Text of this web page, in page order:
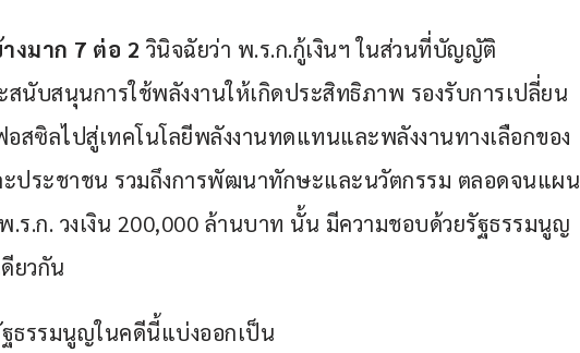
งมาก 7 ต่อ 2 วินิจฉัยว่า พ.ร.ก.กู้เงินฯ ในส่วนที่บัญญัติ
สนับสนุนการใช้พลังงานให้เกิดประสิทธิภาพ รองรับการเปลี่ยน
สซิลไปสู่เทคโนโลยีพลังงานทดแทนและพลังงานทางเลือกของ
ประชาชน รวมถึงการพัฒนาทักษะและนวัตกรรม ตลอดจนแผน
ร.ก. วงเงิน 200,000 ล้านบาท นั้น มีความชอบด้วยรัฐธรรมนูญ
ยวกัน
ธรรมนูญในคดีนี้แบ่งออกเป็น